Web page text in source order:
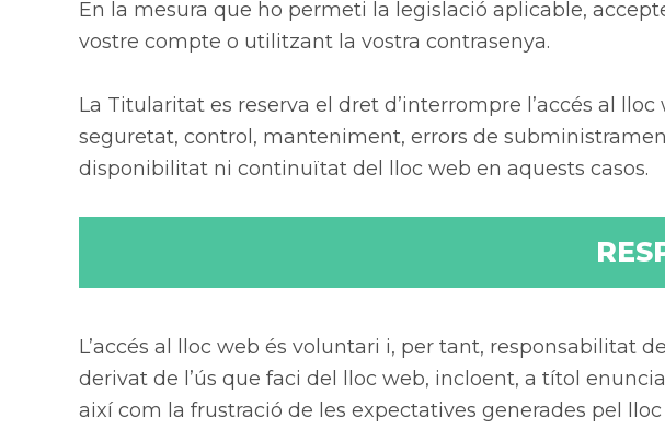
En la mesura que ho permeti la legislació aplicable,
vostre compte o utilitzant la vostra contrasenya.
La Titularitat es reserva el dret d’interrompre l’accés al
seguretat, control, manteniment, errors de
disponibilitat ni continuïtat del lloc web en aquests casos.
L’accés al lloc web és voluntari i, per tant, responsabilitat
derivat de l’ús que faci del lloc web, incloent, a títol
així com la frustració de les expectatives generades pel